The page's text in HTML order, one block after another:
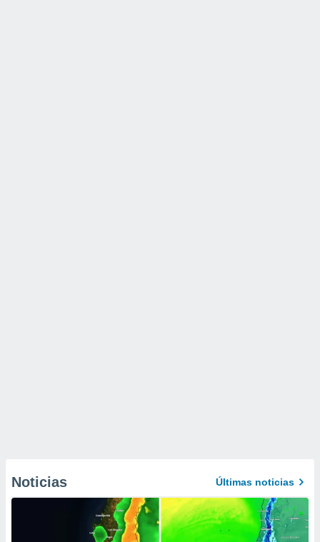
Noticias Últimas noticias